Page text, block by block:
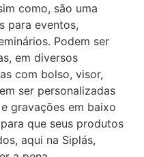
como, são uma
para eventos,
Podem ser
em diversos
com bolso, visor,
ser personalizadas
gravações em baixo
que seus produtos
aqui na Siplás,